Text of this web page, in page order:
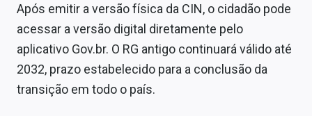
Após emitir a versão física da CIN, o cidadão pode
acessar a versão digital diretamente pelo
aplicativo Gov.br. O RG antigo continuará válido até
2032, prazo estabelecido para a conclusão da
transição em todo o país.